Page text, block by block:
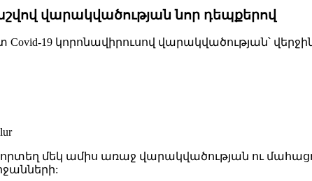
վարակվածության նոր դեպքերով
19 կորոնավիրուսով վարակվածության՝
որտեղ մեկ ամիս առաջ վարակվածության ու